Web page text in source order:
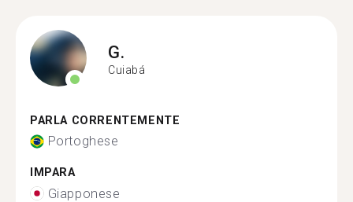
G.
Cuiabá
PARLA CORRENTEMENTE
Portoghese
IMPARA
Giapponese